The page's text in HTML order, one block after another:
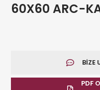
60X60 ARC-
BIZE
PDF